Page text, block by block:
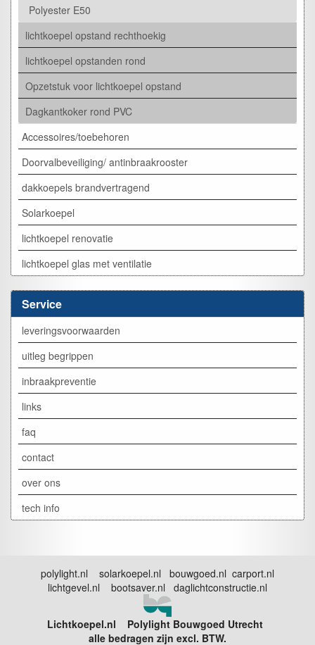
Polyester E50
lichtkoepel opstand rechthoekig
lichtkoepel opstanden rond
Opzetstuk voor lichtkoepel opstand
Dagkantkoker rond PVC
Accessoires/toebehoren
Doorvalbeveiliging/ antinbraakrooster
dakkoepels brandvertragend
Solarkoepel
lichtkoepel renovatie
lichtkoepel glas met ventilatie
Service
leveringsvoorwaarden
uitleg begrippen
inbraakpreventie
links
faq
contact
over ons
tech info
polylight.nl solarkoepel.nl bouwgoed.nl carport.nl
lichtgevel.nl bootsaver.nl daglichtconstructie.nl
Lichtkoepel.nl Polylight Bouwgoed Utrecht
alle bedragen zijn excl. BTW.